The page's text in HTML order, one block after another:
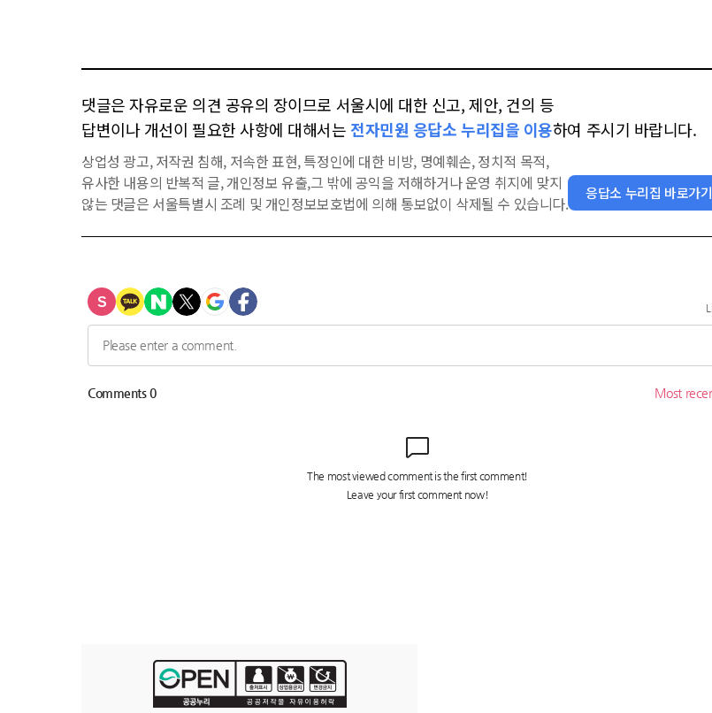
댓글은 자유로운 의견 공유의 장이므로 서울시에 대한 신고, 제안, 건의 등
답변이나 개선이 필요한 사항에 대해서는 전자민원 응답소 누리집을 이용하여 주시기 바랍니다.
상업성 광고, 저작권 침해, 저속한 표현, 특정인에 대한 비방, 명예훼손, 정치적 목적,
유사한 내용의 반복적 글, 개인정보 유출,그 밖에 공익을 저해하거나 운영 취지에 맞지
않는 댓글은 서울특별시 조례 및 개인정보보호법에 의해 통보없이 삭제될 수 있습니다.
응답소 누리집 바로가기